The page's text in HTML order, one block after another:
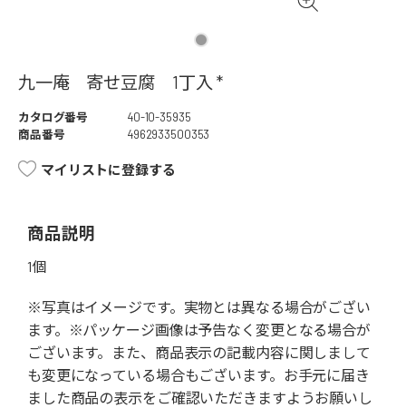
九一庵 寄せ豆腐 1丁入 *
カタログ番号
40-10-35935
商品番号
4962933500353
マイリストに登録する
商品説明
1個
※写真はイメージです。実物とは異なる場合がござい
ます。※パッケージ画像は予告なく変更となる場合が
ございます。また、商品表示の記載内容に関しまして
も変更になっている場合もございます。お手元に届き
ました商品の表示をご確認いただきますようお願いし